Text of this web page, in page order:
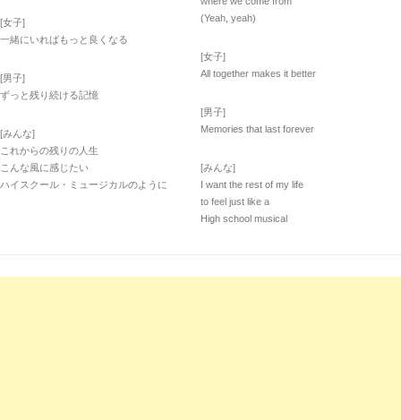
[女子]
一緒にいればもっと良くなる
[男子]
ずっと残り続ける記憶
[みんな]
これからの残りの人生
こんな風に感じたい
ハイスクール・ミュージカルのように
(Yeah, yeah)
[女子]
All together makes it better
[男子]
Memories that last forever
[みんな]
I want the rest of my life
to feel just like a
High school musical